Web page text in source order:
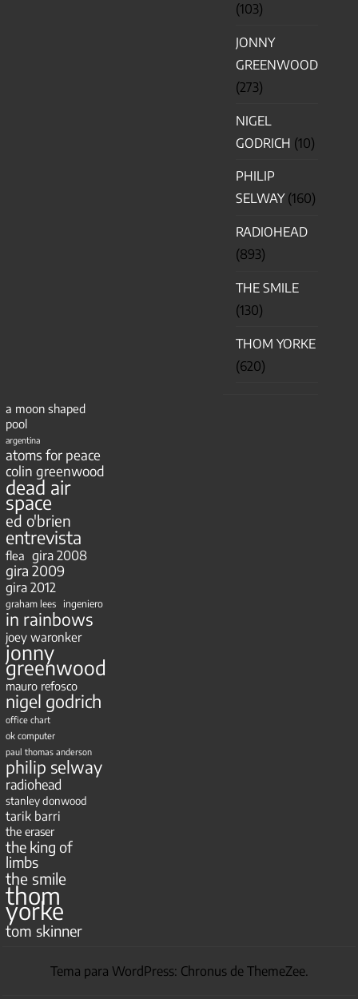
(103)
JONNY
GREENWOOD
(273)
NIGEL
GODRICH (10)
PHILIP
SELWAY(160)
RADIOHEAD
(893)
THE SMILE
(130)
THOM YORKE
(620)
a moon shaped
pool
argentina
atoms for peace
colin greenwood
dead air
space
ed o'brien
entrevista
flea gira 2008
gira 2009
gira 2012
graham lees ingeniero
in rainbows
joey waronker
jonny
greenwood
mauro refosco
nigel godrich
office chart
ok computer
paul thomas anderson
philip selway
radiohead
stanley donwood
tarik barri
the eraser
the king of
limbs
the smile
thom
yorke
tom skinner
Tema para WordPress: Chronus de ThemeZee.